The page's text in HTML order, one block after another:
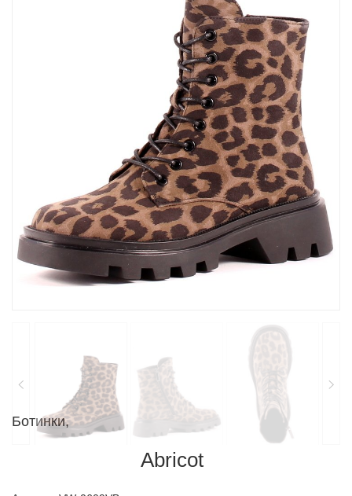
Ботинки,
Abricot